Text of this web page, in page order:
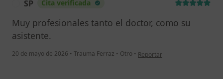
SP Cita verificada
Muy profesionales tanto el doctor, como su
asistente.
20 de mayo de 2026 • Trauma Ferraz • Otro • en opinión del usuario SP
Reportar